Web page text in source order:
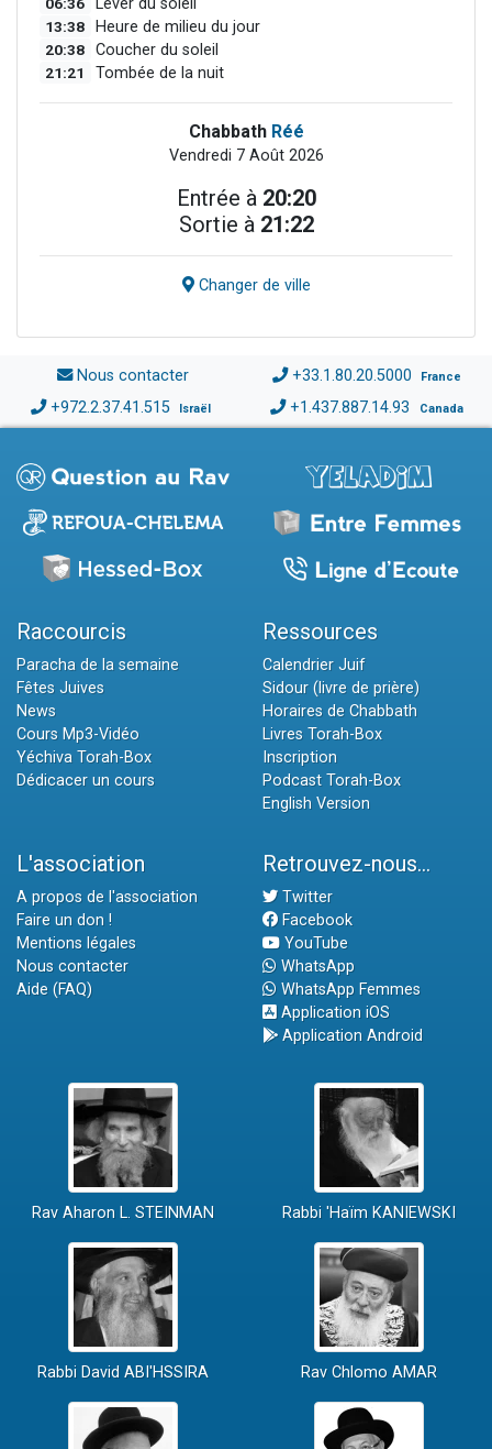
13:38 Heure de milieu du jour
20:38 Coucher du soleil
21:21 Tombée de la nuit
Chabbath Réé
Vendredi 7 Août 2026
Entrée à 20:20
Sortie à 21:22
Changer de ville
Nous contacter +33.1.80.20.5000 France
+972.2.37.41.515 Israël +1.437.887.14.93 Canada
Raccourcis
Paracha de la semaine
Fêtes Juives
News
Cours Mp3-Vidéo
Yéchiva Torah-Box
Dédicacer un cours
Ressources
Calendrier Juif
Sidour (livre de prière)
Horaires de Chabbath
Livres Torah-Box
Inscription
Podcast Torah-Box
English Version
L'association
A propos de l'association
Faire un don !
Mentions légales
Nous contacter
Aide (FAQ)
Retrouvez-nous...
Twitter
Facebook
YouTube
WhatsApp
WhatsApp Femmes
Application iOS
Application Android
Rav Aharon L. STEINMAN Rabbi 'Haïm KANIEWSKI
Rabbi David ABI'HSSIRA Rav Chlomo AMAR